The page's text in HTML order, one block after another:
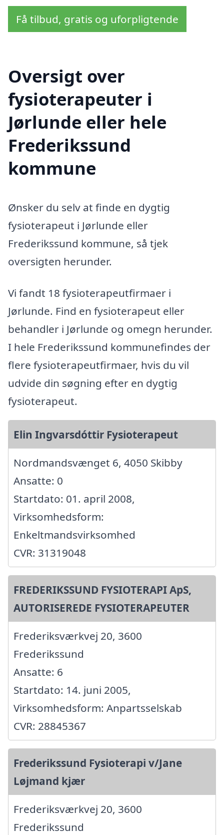
Få tilbud, gratis og uforpligtende
Oversigt over
fysioterapeuter i
Jørlunde eller hele
Frederikssund
kommune
Ønsker du selv at finde en dygtig
fysioterapeut i Jørlunde eller
Frederikssund kommune, så tjek
oversigten herunder.
Vi fandt 18 fysioterapeutfirmaer i
Jørlunde. Find en fysioterapeut eller
behandler i Jørlunde og omegn herunder.
I hele Frederikssund kommunefindes der
flere fysioterapeutfirmaer, hvis du vil
udvide din søgning efter en dygtig
fysioterapeut.
Elin Ingvarsdóttir Fysioterapeut
Nordmandsvænget 6, 4050 Skibby
Ansatte: 0
Startdato: 01. april 2008,
Virksomhedsform:
Enkeltmandsvirksomhed
CVR: 31319048
FREDERIKSSUND FYSIOTERAPI ApS,
AUTORISEREDE FYSIOTERAPEUTER
Frederiksværkvej 20, 3600
Frederikssund
Ansatte: 6
Startdato: 14. juni 2005,
Virksomhedsform: Anpartsselskab
CVR: 28845367
Frederikssund Fysioterapi v/Jane
Løjmand kjær
Frederiksværkvej 20, 3600
Frederikssund